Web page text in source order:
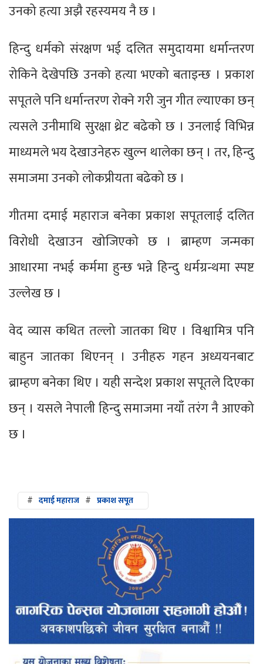
उनको हत्या अझै रहस्यमय नै छ ।
हिन्दु धर्मको संरक्षण भई दलित समुदायमा धर्मान्तरण
रोकिने देखेपछि उनको हत्या भएको बताइन्छ । प्रकाश
सपूतले पनि धर्मान्तरण रोक्ने गरी जुन गीत ल्याएका छन्
त्यसले उनीमाथि सुरक्षा थ्रेट बढेको छ । उनलाई विभिन्न
माध्यमले भय देखाउनेहरु खुल्न थालेका छन् । तर, हिन्दु
समाजमा उनको लोकप्रीयता बढेको छ ।
गीतमा दमाई महाराज बनेका प्रकाश सपूतलाई दलित
विरोधी देखाउन खोजिएको छ । ब्राम्हण जन्मका
आधारमा नभई कर्ममा हुन्छ भन्ने हिन्दु धर्मग्रन्थमा स्पष्ट
उल्लेख छ ।
वेद व्यास कथित तल्लो जातका थिए । विश्वामित्र पनि
बाहुन जातका थिएनन् । उनीहरु गहन अध्ययनबाट
ब्राम्हण बनेका थिए । यही सन्देश प्रकाश सपूतले दिएका
छन् । यसले नेपाली हिन्दु समाजमा नयाँ तरंग नै आएको
छ ।
# दमाई महाराज # प्रकाश सपूत